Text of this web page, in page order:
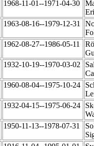
1968-11-01--1971-04-30
1963-08-16--1979-12-31
1962-08-27--1986-05-11
1932-10-19--1970-03-02
1960-08-04--1975-10-24
1932-04-15--1975-06-24
1950-11-13--1978-07-31